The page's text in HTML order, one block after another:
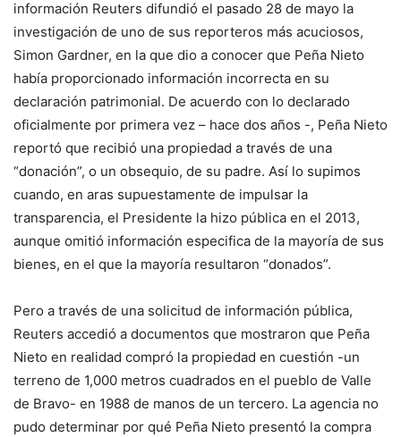
información Reuters difundió el pasado 28 de mayo la
investigación de uno de sus reporteros más acuciosos,
Simon Gardner, en la que dio a conocer que Peña Nieto
había proporcionado información incorrecta en su
declaración patrimonial. De acuerdo con lo declarado
oficialmente por primera vez – hace dos años -, Peña Nieto
reportó que recibió una propiedad a través de una
“donación”, o un obsequio, de su padre. Así lo supimos
cuando, en aras supuestamente de impulsar la
transparencia, el Presidente la hizo pública en el 2013,
aunque omitió información especifica de la mayoría de sus
bienes, en el que la mayoría resultaron “donados”.
Pero a través de una solicitud de información pública,
Reuters accedió a documentos que mostraron que Peña
Nieto en realidad compró la propiedad en cuestión -un
terreno de 1,000 metros cuadrados en el pueblo de Valle
de Bravo- en 1988 de manos de un tercero. La agencia no
pudo determinar por qué Peña Nieto presentó la compra